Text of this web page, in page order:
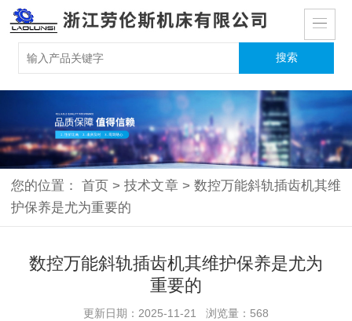
您的位置：首页 > 技术文章 > 数控万能斜轨插齿机其维
护保养是尤为重要的
数控万能斜轨插齿机其维护保养是尤为
重要的
更新日期：2025-11-21 浏览量：568